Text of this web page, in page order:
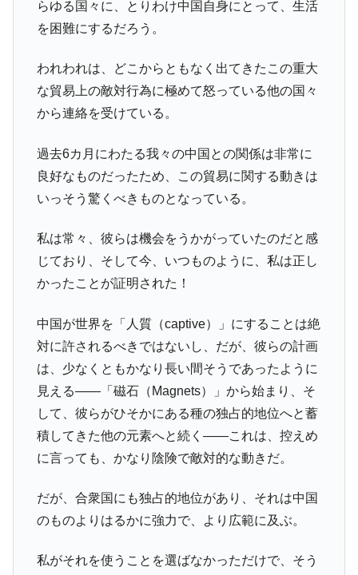
らゆる国々に、とりわけ中国自身にとって、生活
を困難にするだろう。
われわれは、どこからともなく出てきたこの重大
な貿易上の敵対行為に極めて怒っている他の国々
から連絡を受けている。
過去6カ月にわたる我々の中国との関係は非常に
良好なものだったため、この貿易に関する動きは
いっそう驚くべきものとなっている。
私は常々、彼らは機会をうかがっていたのだと感
じており、そして今、いつものように、私は正し
かったことが証明された！
中国が世界を「人質（captive）」にすることは絶
対に許されるべきではないし、だが、彼らの計画
は、少なくともかなり長い間そうであったように
見える——「磁石（Magnets）」から始まり、そ
して、彼らがひそかにある種の独占的地位へと蓄
積してきた他の元素へと続く——これは、控えめ
に言っても、かなり陰険で敵対的な動きだ。
だが、合衆国にも独占的地位があり、それは中国
のものよりはるかに強力で、より広範に及ぶ。
私がそれを使うことを選ばなかっただけで、そう